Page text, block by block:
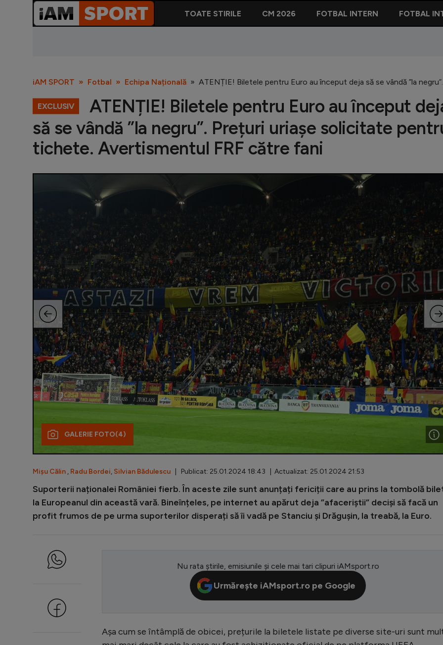
TOATE STIRILE CM 2026 FOTBAL INTERN FOTBAL
iAM SPORT Fotbal Echipa Națională ATENȚIE! Biletele pentru Euro au început deja să se vândă ”la
EXCLUSIV
ATENȚIE! Biletele pentru Euro au început
să se vândă ”la negru”. Prețuri uriașe solicitate
tichete. Avertismentul FRF către fani
GALERIE FOTO(4)
Mișu Călin , Radu Bordei, Silvian Bădulescu | Publicat: 25.01.2024 18:43 | Actualizat: 25.01.2024 21:53
Suporterii naționalei României fierb. În aceste zile sunt anunțați fericiții care au prins la tombolă
la Europeanul din această vară. Bineînțeles, pe internet au apărut deja ”afaceriștii” deciși să facă un
profit frumos de pe urma suporterilor disperați să îi vadă pe Stanciu și Drăgușin, la treabă, la Euro.
Nu rata știrile, emisiunile și cele mai tari clipuri iAMsport.ro
Urmărește iAMsport.ro pe Google
Așa cum se întâmplă de obicei, prețurile la biletele listate pe diverse site-uri sunt